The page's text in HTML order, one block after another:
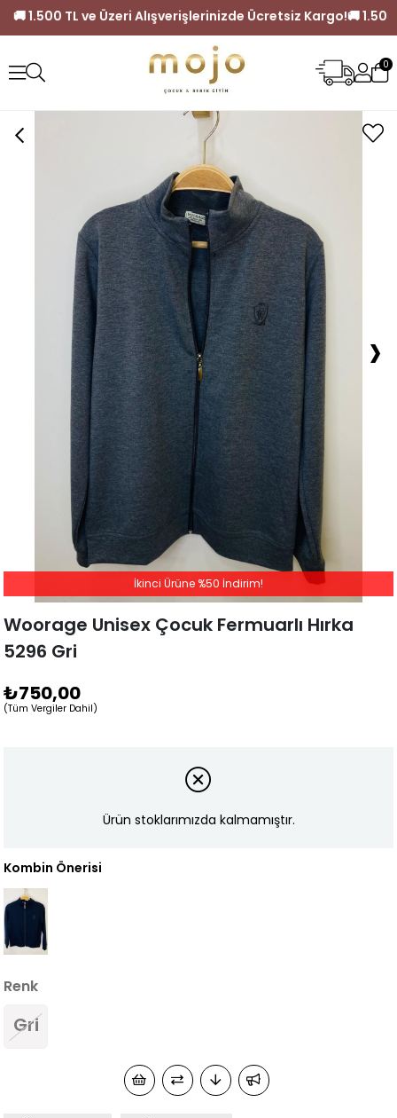
Kargo! 🚚 1.500 TL ve Üzeri Alışverişlerinizde Ücretsiz
0
›
Woorage Unisex Çocuk Fermuarlı Hırka
5296 Gri
₺750,00
(Tüm Vergiler Dahil)
İkinci Ürüne %50 İndirim!
Ürün stoklarımızda kalmamıştır.
Kombin Önerisi
Renk
Gri